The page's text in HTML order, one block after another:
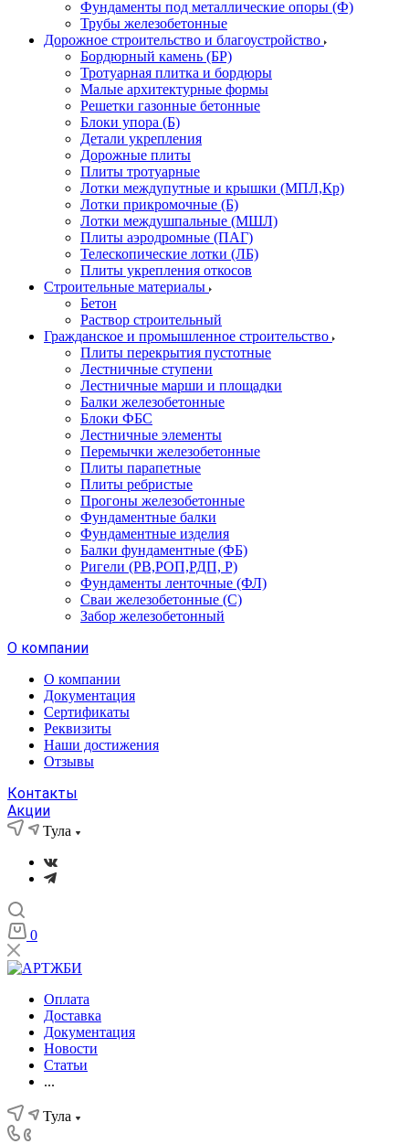
Фундаменты под металлические опоры (Ф)
Трубы железобетонные
Дорожное строительство и благоустройство
Бордюрный камень (БР)
Тротуарная плитка и бордюры
Малые архитектурные формы
Решетки газонные бетонные
Блоки упора (Б)
Детали укрепления
Дорожные плиты
Плиты тротуарные
Лотки междупутные и крышки (МПЛ,Кр)
Лотки прикромочные (Б)
Лотки междушпальные (МШЛ)
Плиты аэродромные (ПАГ)
Телескопические лотки (ЛБ)
Плиты укрепления откосов
Строительные материалы
Бетон
Раствор строительный
Гражданское и промышленное строительство
Плиты перекрытия пустотные
Лестничные ступени
Лестничные марши и площадки
Балки железобетонные
Блоки ФБС
Лестничные элементы
Перемычки железобетонные
Плиты парапетные
Плиты ребристые
Прогоны железобетонные
Фундаментные балки
Фундаментные изделия
Балки фундаментные (ФБ)
Ригели (РВ,РОП,РДП, Р)
Фундаменты ленточные (ФЛ)
Сваи железобетонные (С)
Забор железобетонный
О компании
О компании
Документация
Сертификаты
Реквизиты
Наши достижения
Отзывы
Контакты
Акции
Тула
0
Оплата
Доставка
Документация
Новости
Статьи
...
Тула